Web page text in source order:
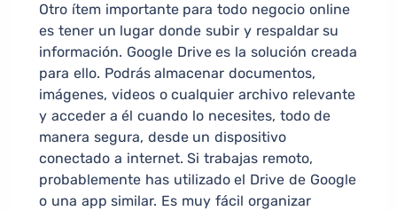
Otro ítem importante para todo negocio online
es tener un lugar donde subir y respaldar su
información. Google Drive es la solución creada
para ello. Podrás almacenar documentos,
imágenes, videos o cualquier archivo relevante
y acceder a él cuando lo necesites, todo de
manera segura, desde un dispositivo
conectado a internet. Si trabajas remoto,
probablemente has utilizado el Drive de Google
o una app similar. Es muy fácil organizar